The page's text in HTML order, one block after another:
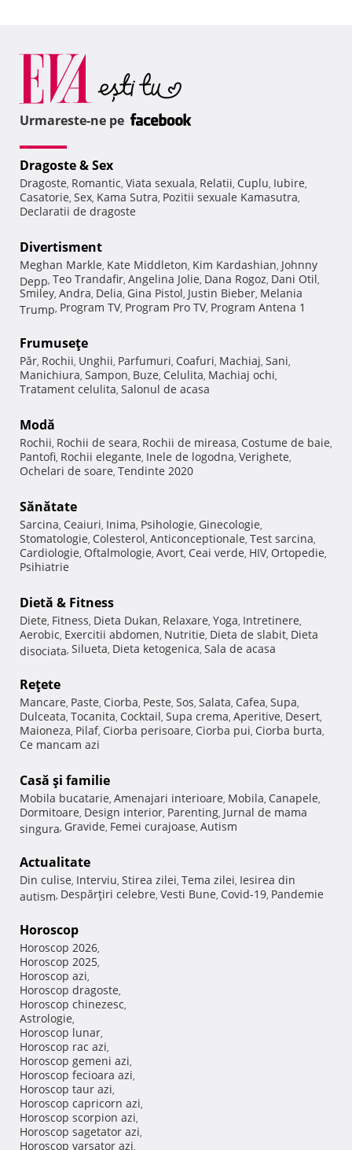
Urmareste-ne pe
Dragoste & Sex
Dragoste, Romantic, Viata sexuala, Relatii, Cuplu, Iubire,
Casatorie, Sex, Kama Sutra, Pozitii sexuale Kamasutra,
Declaratii de dragoste
Divertisment
Meghan Markle, Kate Middleton, Kim Kardashian, Johnny
Depp, Teo Trandafir, Angelina Jolie, Dana Rogoz, Dani Otil,
Smiley, Andra, Delia, Gina Pistol, Justin Bieber, Melania
Trump, Program TV, Program Pro TV, Program Antena 1
Frumuseţe
Păr, Rochii, Unghii, Parfumuri, Coafuri, Machiaj, Sani,
Manichiura, Sampon, Buze, Celulita, Machiaj ochi,
Tratament celulita, Salonul de acasa
Modă
Rochii, Rochii de seara, Rochii de mireasa, Costume de baie,
Pantofi, Rochii elegante, Inele de logodna, Verighete,
Ochelari de soare, Tendinte 2020
Sănătate
Sarcina, Ceaiuri, Inima, Psihologie, Ginecologie,
Stomatologie, Colesterol, Anticonceptionale, Test sarcina,
Cardiologie, Oftalmologie, Avort, Ceai verde, HIV, Ortopedie,
Psihiatrie
Dietă & Fitness
Diete, Fitness, Dieta Dukan, Relaxare, Yoga, Intretinere,
Aerobic, Exercitii abdomen, Nutritie, Dieta de slabit, Dieta
disociata, Silueta, Dieta ketogenica, Sala de acasa
Reţete
Mancare, Paste, Ciorba, Peste, Sos, Salata, Cafea, Supa,
Dulceata, Tocanita, Cocktail, Supa crema, Aperitive, Desert,
Maioneza, Pilaf, Ciorba perisoare, Ciorba pui, Ciorba burta,
Ce mancam azi
Casă şi familie
Mobila bucatarie, Amenajari interioare, Mobila, Canapele,
Dormitoare, Design interior, Parenting, Jurnal de mama
singura, Gravide, Femei curajoase, Autism
Actualitate
Din culise, Interviu, Stirea zilei, Tema zilei, Iesirea din
autism, Despărţiri celebre, Vesti Bune, Covid-19, Pandemie
Horoscop
Horoscop 2026,
Horoscop 2025,
Horoscop azi,
Horoscop dragoste,
Horoscop chinezesc,
Astrologie,
Horoscop lunar,
Horoscop rac azi,
Horoscop gemeni azi,
Horoscop fecioara azi,
Horoscop taur azi,
Horoscop capricorn azi,
Horoscop scorpion azi,
Horoscop sagetator azi,
Horoscop varsator azi,